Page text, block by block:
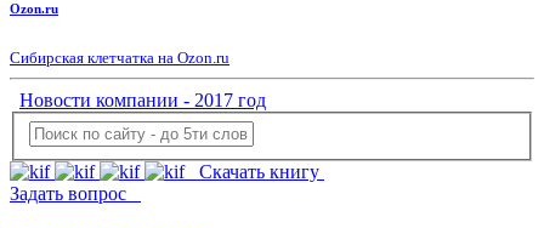
Ozon.ru
Сибирская клетчатка на Ozon.ru
Новости компании - 2017 год
Скачать книгу
Задать вопрос